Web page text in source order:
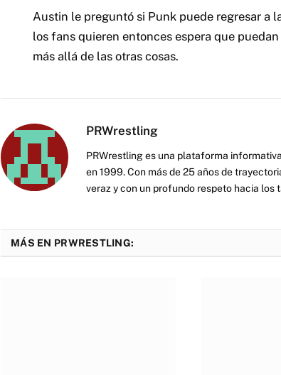
Austin le preguntó si Punk puede regresar a
los fans quieren entonces espera que
más allá de las otras cosas.
PRWrestling
PRWrestling es una plataforma
en 1999. Con más de 25 años de
veraz y con un profundo respeto hacia los
MÁS EN PRWRESTLING: